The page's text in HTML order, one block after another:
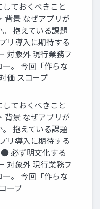
ておくべきこと
背景 なぜアプリが
抱えている課題
リ導入に期待する
対象外 現行業務フ
。 今回「作らな
価 スコープ
ておくべきこと
背景 なぜアプリが
抱えている課題
リ導入に期待する
必ず明文化する
対象外 現行業務フ
。 今回「作らな
ープ